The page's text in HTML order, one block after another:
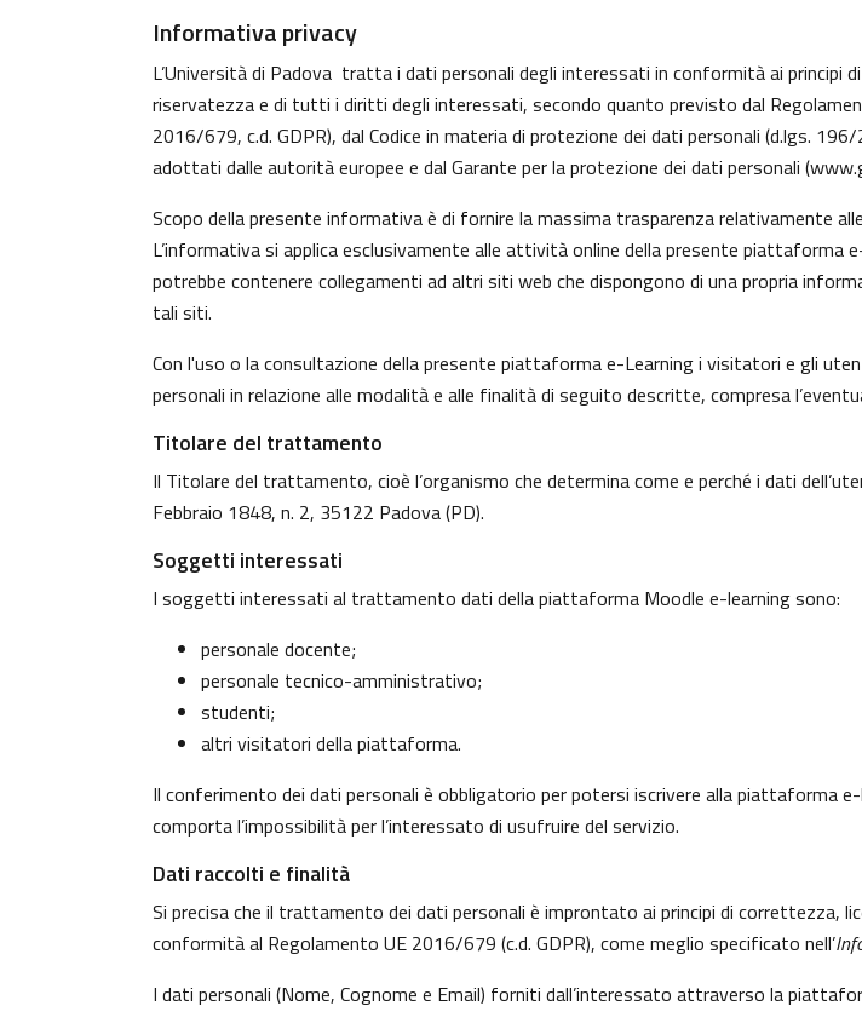
Informativa privacy
L’Università di Padova tratta i dati personali degli interessati in conformità ai principi
riservatezza e di tutti i diritti degli interessati, secondo quanto previsto dal
2016/679, c.d. GDPR), dal Codice in materia di protezione dei dati personali (d.lgs.
adottati dalle autorità europee e dal Garante per la protezione dei dati personali (
Scopo della presente informativa è di fornire la massima trasparenza relativamente
L’informativa si applica esclusivamente alle attività online della presente
potrebbe contenere collegamenti ad altri siti web che dispongono di una propria
tali siti.
Con l'uso o la consultazione della presente piattaforma e-Learning i visitatori e gli
personali in relazione alle modalità e alle finalità di seguito descritte, compresa
Titolare del trattamento
Il Titolare del trattamento, cioè l’organismo che determina come e perché i dati
Febbraio 1848, n. 2, 35122 Padova (PD).
Soggetti interessati
I soggetti interessati al trattamento dati della piattaforma Moodle e-learning sono:
personale docente;
personale tecnico-amministrativo;
studenti;
altri visitatori della piattaforma.
Il conferimento dei dati personali è obbligatorio per potersi iscrivere alla piattaforma
comporta l’impossibilità per l’interessato di usufruire del servizio.
Dati raccolti e finalità
Si precisa che il trattamento dei dati personali è improntato ai principi di correttezza,
conformità al Regolamento UE 2016/679 (c.d. GDPR), come meglio specificato nell’
I dati personali (Nome, Cognome e Email) forniti dall’interessato attraverso la